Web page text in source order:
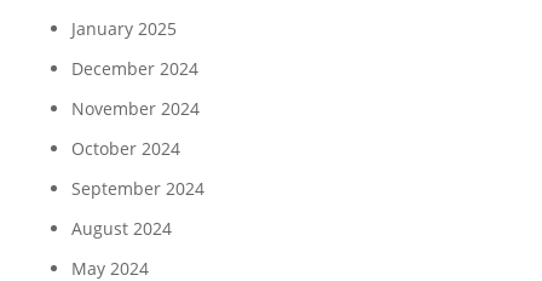
January 2025
December 2024
November 2024
October 2024
September 2024
August 2024
May 2024